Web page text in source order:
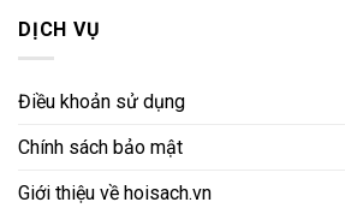
DỊCH VỤ
Điều khoản sử dụng
Chính sách bảo mật
Giới thiệu về hoisach.vn